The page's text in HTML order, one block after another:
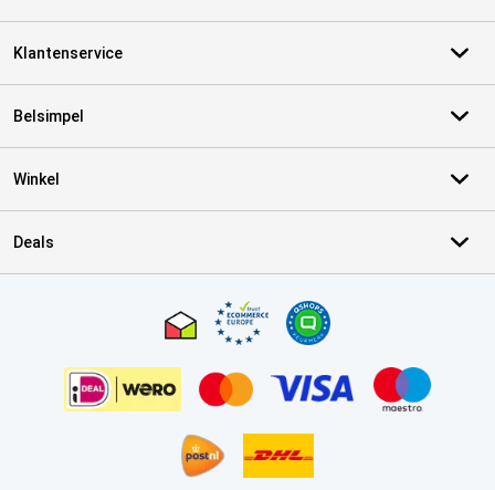
Klantenservice
Belsimpel
Winkel
Deals